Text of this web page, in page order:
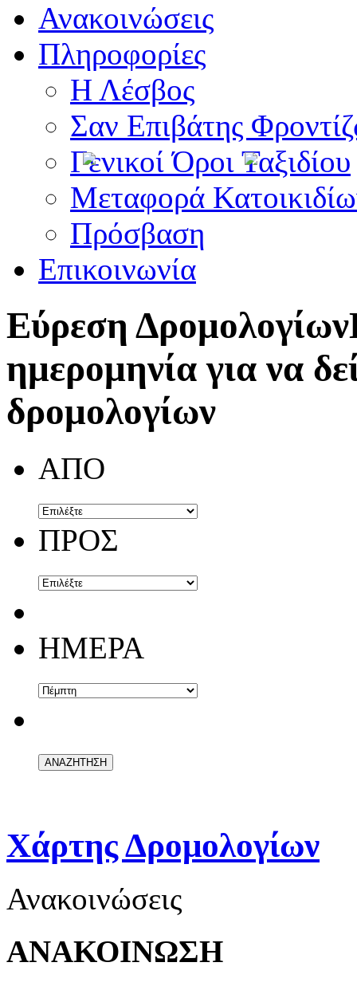
Ανακοινώσεις
Πληροφορίες
Η Λέσβος
Σαν Επιβάτης
Γενικοί Όροι Ταξιδίου
Μεταφορά
Πρόσβαση
Επικοινωνία
Εύρεση Δρομολογίων
ημερομηνία για να
δρομολογίων
ΑΠΟ
ΠΡΟΣ
ΗΜΕΡΑ
Χάρτης Δρομολογίων
Ανακοινώσεις
ΑΝΑΚΟΙΝΩΣΗ